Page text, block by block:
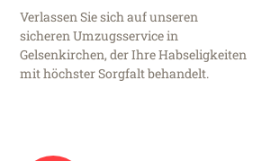
Verlassen Sie sich auf unseren
sicheren Umzugsservice in
Gelsenkirchen, der Ihre Habseligkeiten
mit höchster Sorgfalt behandelt.